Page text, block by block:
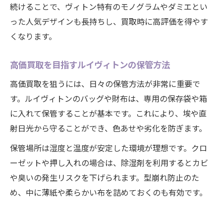
続けることで、ヴィトン特有のモノグラムやダミエとい
った人気デザインも長持ちし、買取時に高評価を得やす
くなります。
高価買取を目指すルイヴィトンの保管方法
高価買取を狙うには、日々の保管方法が非常に重要で
す。ルイヴィトンのバッグや財布は、専用の保存袋や箱
に入れて保管することが基本です。これにより、埃や直
射日光から守ることができ、色あせや劣化を防ぎます。
保管場所は湿度と温度が安定した環境が理想です。クロ
ーゼットや押し入れの場合は、除湿剤を利用するとカビ
や臭いの発生リスクを下げられます。型崩れ防止のた
め、中に薄紙や柔らかい布を詰めておくのも有効です。